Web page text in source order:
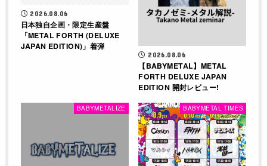
2026.08.06
日本独自企画・限定生産盤
「METAL FORTH (DELUXE
JAPAN EDITION)」着弾
2026.08.06
【BABYMETAL】METAL
FORTH DELUXE JAPAN
EDITION 開封レビュー!
BABYMETALIZE BABYMETAL TIMES